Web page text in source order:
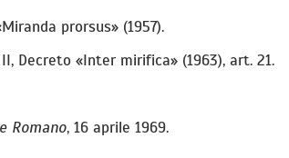
prorsus» (1957).
Decreto «Inter mirifica» (1963), art. 21.
Romano, 16 aprile 1969.